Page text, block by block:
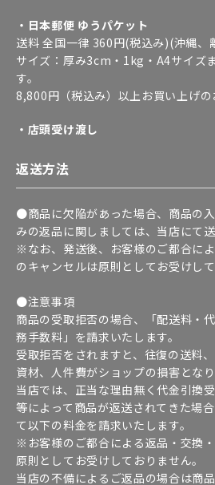
・日本郵便 ゆうパケット
送料 全国一律 360円(税込み)(沖縄、
サイズ：厚み3cm・1kg・A4サイズ
す。
8,800円（税込み）以上お買い上げ
・店頭受け渡し
返送方法
●商品に欠陥があった場合、商品の
みの返品に関しましては、当店にて
※なお、発送後、お客様のご都合に
のキャンセルは原則としてお受けして
●注意事項
商品の受取拒否の場合、「配送料・
務手数料」を請求いたします。
受取拒否をされますと、往復の送料
資材、人件費がショップの損害となり
当店では、正当な理由無く代金引換
等によって商品が返送されてきた場
て以下の料金を請求いたします。
※お客様のご都合による返品・交換
原則としてお受けしておりません。
当店の不備によるご返品の場合は商